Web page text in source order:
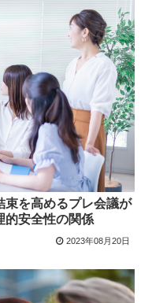
を高めるプレ会議が
的安全性の関係
2023年08月20日